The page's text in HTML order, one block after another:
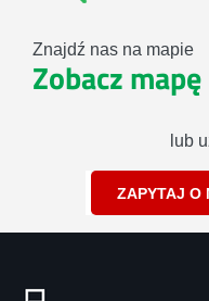
Znajdź nas na mapie
Zobacz mapę
lub
ZAPYTAJ O